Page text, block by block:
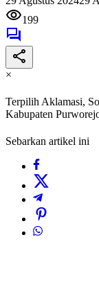
199
×
Terpilih Aklamasi,
Kabupaten
Sebarkan artikel ini